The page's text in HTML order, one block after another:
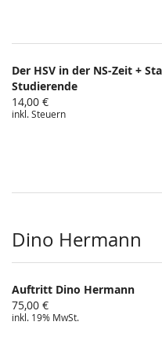
Der HSV in der NS-Zeit +
Studierende
14,00 €
inkl. Steuern
Dino Hermann
Auftritt Dino Hermann
75,00 €
inkl. 19% MwSt.